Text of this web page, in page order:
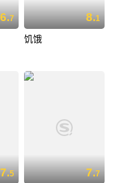
6.7 8.1
饥饿
7.5 7.7